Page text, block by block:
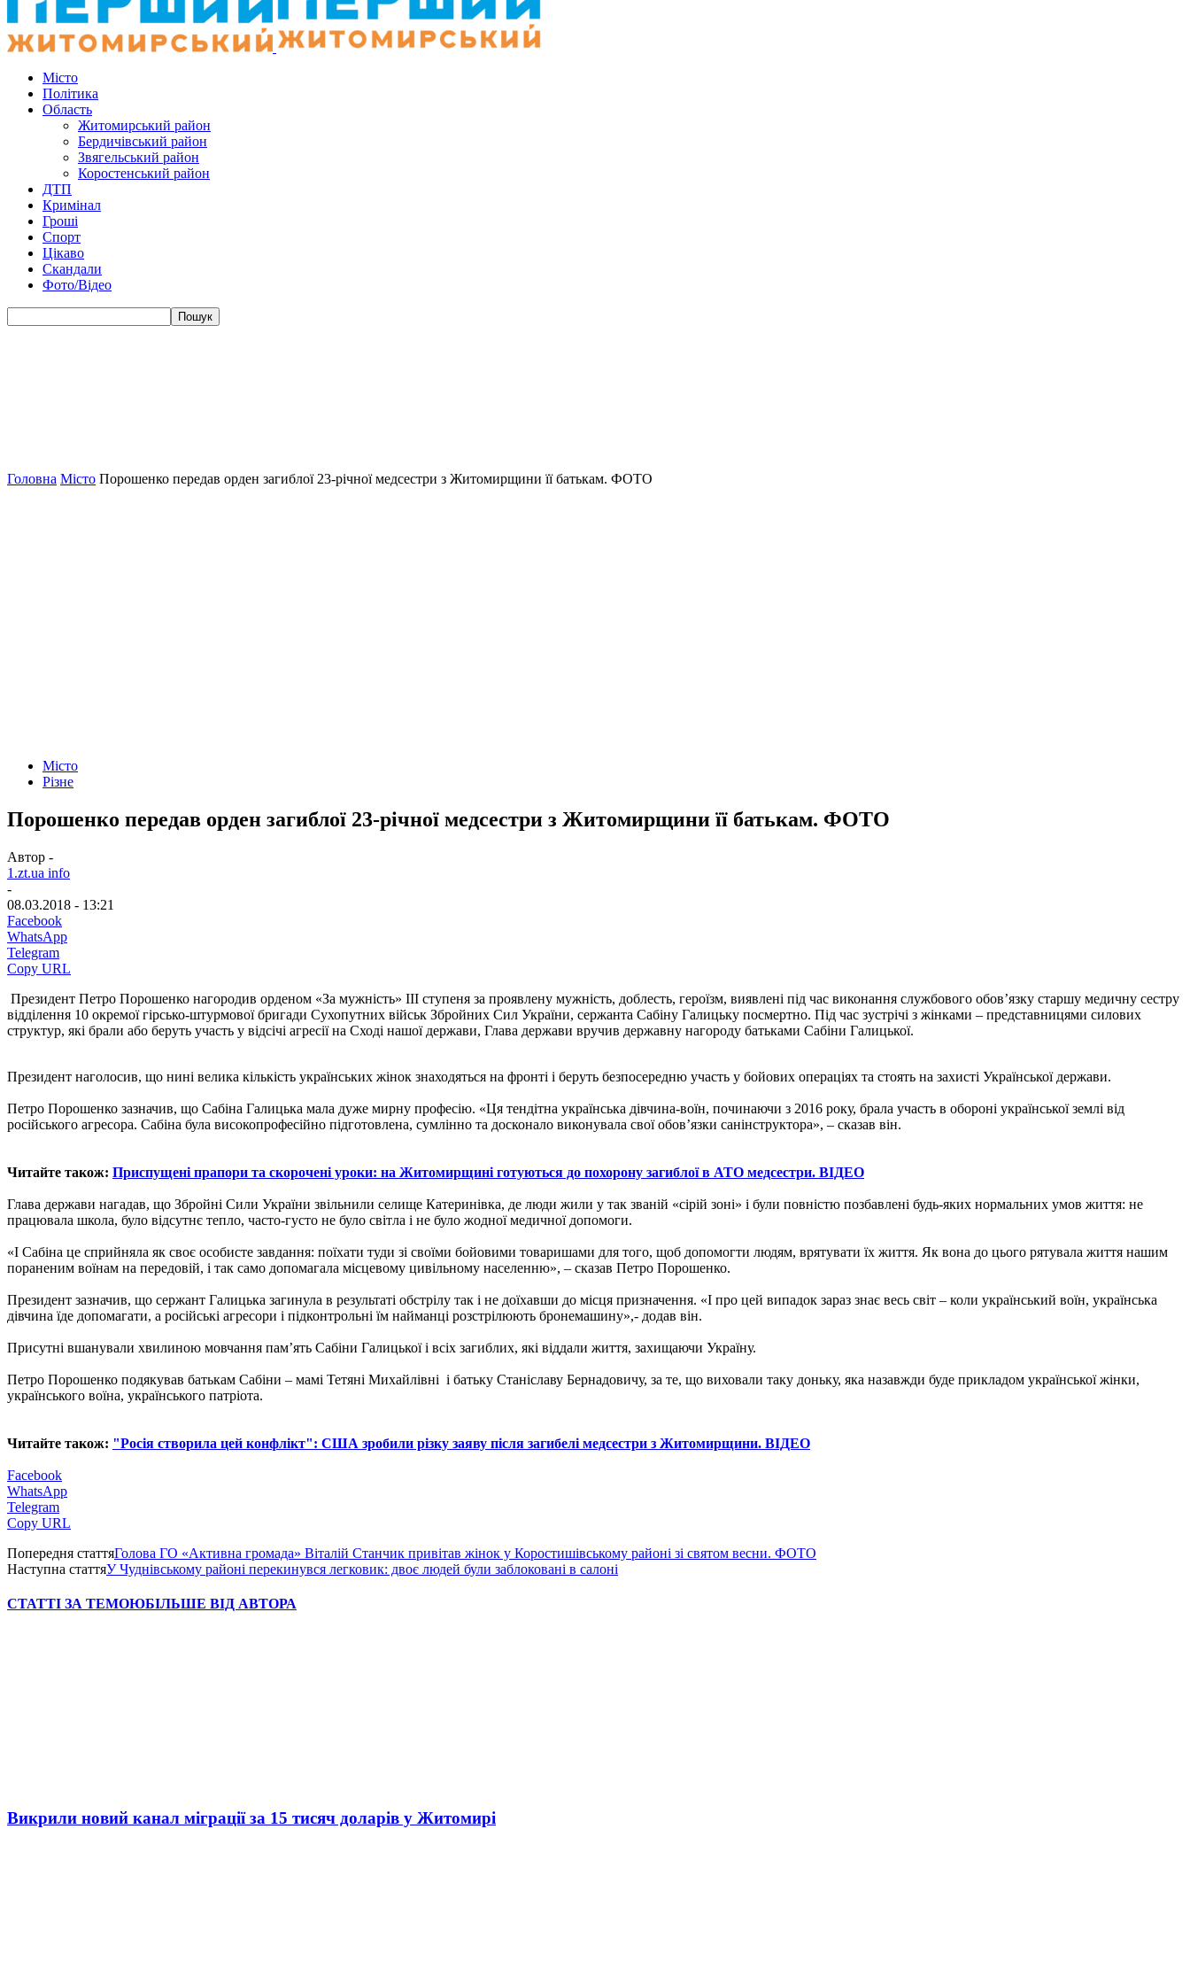
Місто
Політика
Область
Житомирський район
Бердичівський район
Звягельський район
Коростенський район
ДТП
Кримінал
Гроші
Спорт
Цікаво
Скандали
Фото/Відео
Головна Місто Порошенко передав орден загиблої 23-річної медсестри з Житомирщини її батькам. ФОТО
Місто
Різне
Порошенко передав орден загиблої 23-річної медсестри з Житомирщини її батькам. ФОТО
Автор -
1.zt.ua info
-
08.03.2018 - 13:21
Facebook
WhatsApp
Telegram
Copy URL
Президент Петро Порошенко нагородив орденом «За мужність» ІІІ ступеня за проявлену мужність, доблесть, героїзм, виявлені під час виконання службового обов’язку старшу медичну сестру
відділення 10 окремої гірсько-штурмової бригади Сухопутних військ Збройних Сил України, сержанта Сабіну Галицьку посмертно. Під час зустрічі з жінками – представницями силових
структур, які брали або беруть участь у відсічі агресії на Сході нашої держави, Глава держави вручив державну нагороду батьками Сабіни Галицької.
Президент наголосив, що нині велика кількість українських жінок знаходяться на фронті і беруть безпосередню участь у бойових операціях та стоять на захисті Української держави.
Петро Порошенко зазначив, що Сабіна Галицька мала дуже мирну професію. «Ця тендітна українська дівчина-воїн, починаючи з 2016 року, брала участь в обороні української землі від
російського агресора. Сабіна була високопрофесійно підготовлена, сумлінно та досконало виконувала свої обов’язки санінструктора», – сказав він.
Читайте також: Приспущені прапори та скорочені уроки: на Житомирщині готуються до похорону загиблої в АТО медсестри. ВІДЕО
Глава держави нагадав, що Збройні Сили України звільнили селище Катеринівка, де люди жили у так званій «сірій зоні» і були повністю позбавлені будь-яких нормальних умов життя: не
працювала школа, було відсутнє тепло, часто-густо не було світла і не було жодної медичної допомоги.
«І Сабіна це сприйняла як своє особисте завдання: поїхати туди зі своїми бойовими товаришами для того, щоб допомогти людям, врятувати їх життя. Як вона до цього рятувала життя нашим
пораненим воїнам на передовій, і так само допомагала місцевому цивільному населенню», – сказав Петро Порошенко.
Президент зазначив, що сержант Галицька загинула в результаті обстрілу так і не доїхавши до місця призначення. «І про цей випадок зараз знає весь світ – коли український воїн, українська
дівчина їде допомагати, а російські агресори і підконтрольні їм найманці розстрілюють бронемашину»,- додав він.
Присутні вшанували хвилиною мовчання пам’ять Сабіни Галицької і всіх загиблих, які віддали життя, захищаючи Україну.
Петро Порошенко подякував батькам Сабіни – мамі Тетяні Михайлівні і батьку Станіславу Бернадовичу, за те, що виховали таку доньку, яка назавжди буде прикладом української жінки,
українського воїна, українського патріота.
Читайте також: "Росія створила цей конфлікт": США зробили різку заяву після загибелі медсестри з Житомирщини. ВІДЕО
Facebook
WhatsApp
Telegram
Copy URL
Попередня статтяГолова ГО «Активна громада» Віталій Станчик привітав жінок у Коростишівському районі зі святом весни. ФОТО
Наступна статтяУ Чуднівському районі перекинувся легковик: двоє людей були заблоковані в салоні
СТАТТІ ЗА ТЕМОЮБІЛЬШЕ ВІД АВТОРА
Викрили новий канал міграції за 15 тисяч доларів у Житомирі